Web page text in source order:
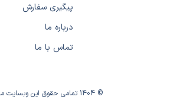
پیگیری سفارش
درباره ما
تماس با ما
© 1404 تمامی حقوق این وبسایت متعلق به فروشگاه پونیشا می باشد.